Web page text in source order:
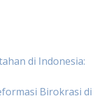
di Indonesia:
Birokrasi di